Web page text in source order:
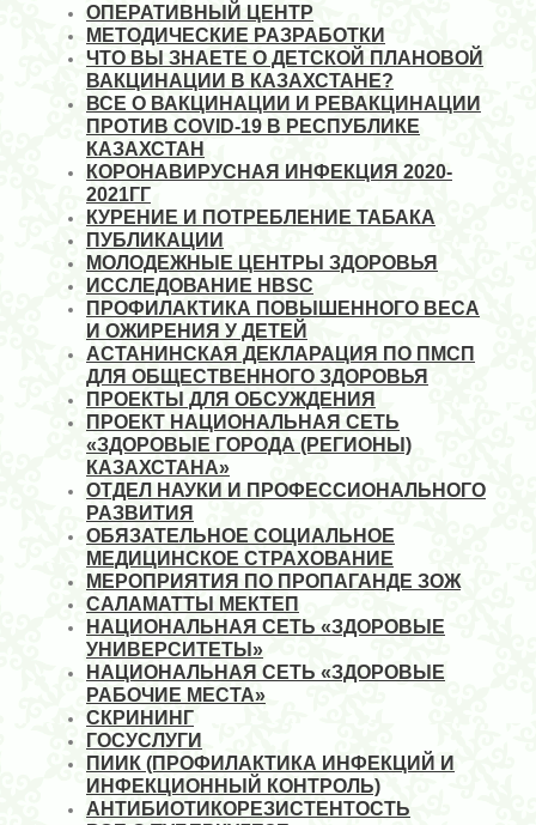
ОПЕРАТИВНЫЙ ЦЕНТР
МЕТОДИЧЕСКИЕ РАЗРАБОТКИ
ЧТО ВЫ ЗНАЕТЕ О ДЕТСКОЙ ПЛАНОВОЙ
ВАКЦИНАЦИИ В КАЗАХСТАНЕ?
ВСЕ О ВАКЦИНАЦИИ И РЕВАКЦИНАЦИИ
ПРОТИВ COVID-19 В РЕСПУБЛИКЕ
КАЗАХСТАН
КОРОНАВИРУСНАЯ ИНФЕКЦИЯ 2020-
2021ГГ
КУРЕНИЕ И ПОТРЕБЛЕНИЕ ТАБАКА
ПУБЛИКАЦИИ
МОЛОДЕЖНЫЕ ЦЕНТРЫ ЗДОРОВЬЯ
ИССЛЕДОВАНИЕ HBSC
ПРОФИЛАКТИКА ПОВЫШЕННОГО ВЕСА
И ОЖИРЕНИЯ У ДЕТЕЙ
АСТАНИНСКАЯ ДЕКЛАРАЦИЯ ПО ПМСП
ДЛЯ ОБЩЕСТВЕННОГО ЗДОРОВЬЯ
ПРОЕКТЫ ДЛЯ ОБСУЖДЕНИЯ
ПРОЕКТ НАЦИОНАЛЬНАЯ СЕТЬ
«ЗДОРОВЫЕ ГОРОДА (РЕГИОНЫ)
КАЗАХСТАНА»
ОТДЕЛ НАУКИ И ПРОФЕССИОНАЛЬНОГО
РАЗВИТИЯ
ОБЯЗАТЕЛЬНОЕ СОЦИАЛЬНОЕ
МЕДИЦИНСКОЕ СТРАХОВАНИЕ
МЕРОПРИЯТИЯ ПО ПРОПАГАНДЕ ЗОЖ
САЛАМАТТЫ МЕКТЕП
НАЦИОНАЛЬНАЯ СЕТЬ «ЗДОРОВЫЕ
УНИВЕРСИТЕТЫ»
НАЦИОНАЛЬНАЯ СЕТЬ «ЗДОРОВЫЕ
РАБОЧИЕ МЕСТА»
СКРИНИНГ
ГОСУСЛУГИ
ПИИК (ПРОФИЛАКТИКА ИНФЕКЦИЙ И
ИНФЕКЦИОННЫЙ КОНТРОЛЬ)
АНТИБИОТИКОРЕЗИСТЕНТОСТЬ